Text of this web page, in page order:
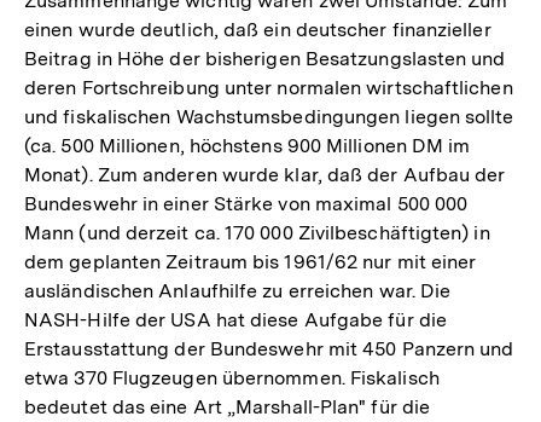
einen wurde deutlich, daß ein deutscher finanzieller
Beitrag in Höhe der bisherigen Besatzungslasten und
deren Fortschreibung unter normalen wirtschaftlichen
und fiskalischen Wachstumsbedingungen liegen sollte
(ca. 500 Millionen, höchstens 900 Millionen DM im
Monat). Zum anderen wurde klar, daß der Aufbau der
Bundeswehr in einer Stärke von maximal 500 000
Mann (und derzeit ca. 170 000 Zivilbeschäftigten) in
dem geplanten Zeitraum bis 1961/62 nur mit einer
ausländischen Anlaufhilfe zu erreichen war. Die
NASH-Hilfe der USA hat diese Aufgabe für die
Erstausstattung der Bundeswehr mit 450 Panzern und
etwa 370 Flugzeugen übernommen. Fiskalisch
bedeutet das eine Art „Marshall-Plan" für die